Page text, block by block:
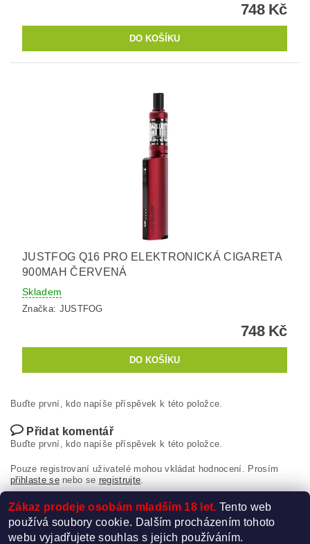
748 Kč
JUSTFOG Q16 PRO ELEKTRONICKÁ CIGARETA
900MAH ČERVENÁ
Skladem
Značka: JUSTFOG
748 Kč
Buďte první, kdo napíše příspěvek k této položce.
Přidat komentář
Buďte první, kdo napíše příspěvek k této položce.
Pouze registrovaní uživatelé mohou vkládat hodnocení. Prosím
přihlaste senebo se registrujte
Zákaz prodeje osobám mladším 18 let. Tento web
používá soubory cookie. Dalším procházením tohoto
webu vyjadřujete souhlas s jejich používáním.